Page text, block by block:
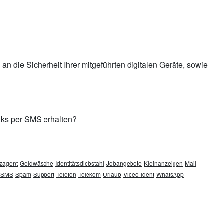
die Sicherheit Ihrer mitgeführten digitalen Geräte, sowie
per SMS erhalten?
Geldwäsche Identitätsdiebstahl Jobangebote Kleinanzeigen Mail
SMS Spam Support Telefon Telekom Urlaub Video-Ident WhatsApp